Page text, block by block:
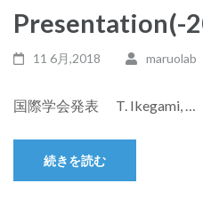
Presentation(-
11 6月,2018 maruolab
国際学会発表 T. Ikegami, …
続きを読む